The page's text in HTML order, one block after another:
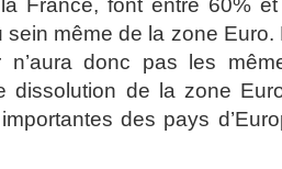
la France, font entre 60%
sein même de la zone Euro.
n’aura donc pas les
dissolution de la zone
des pays